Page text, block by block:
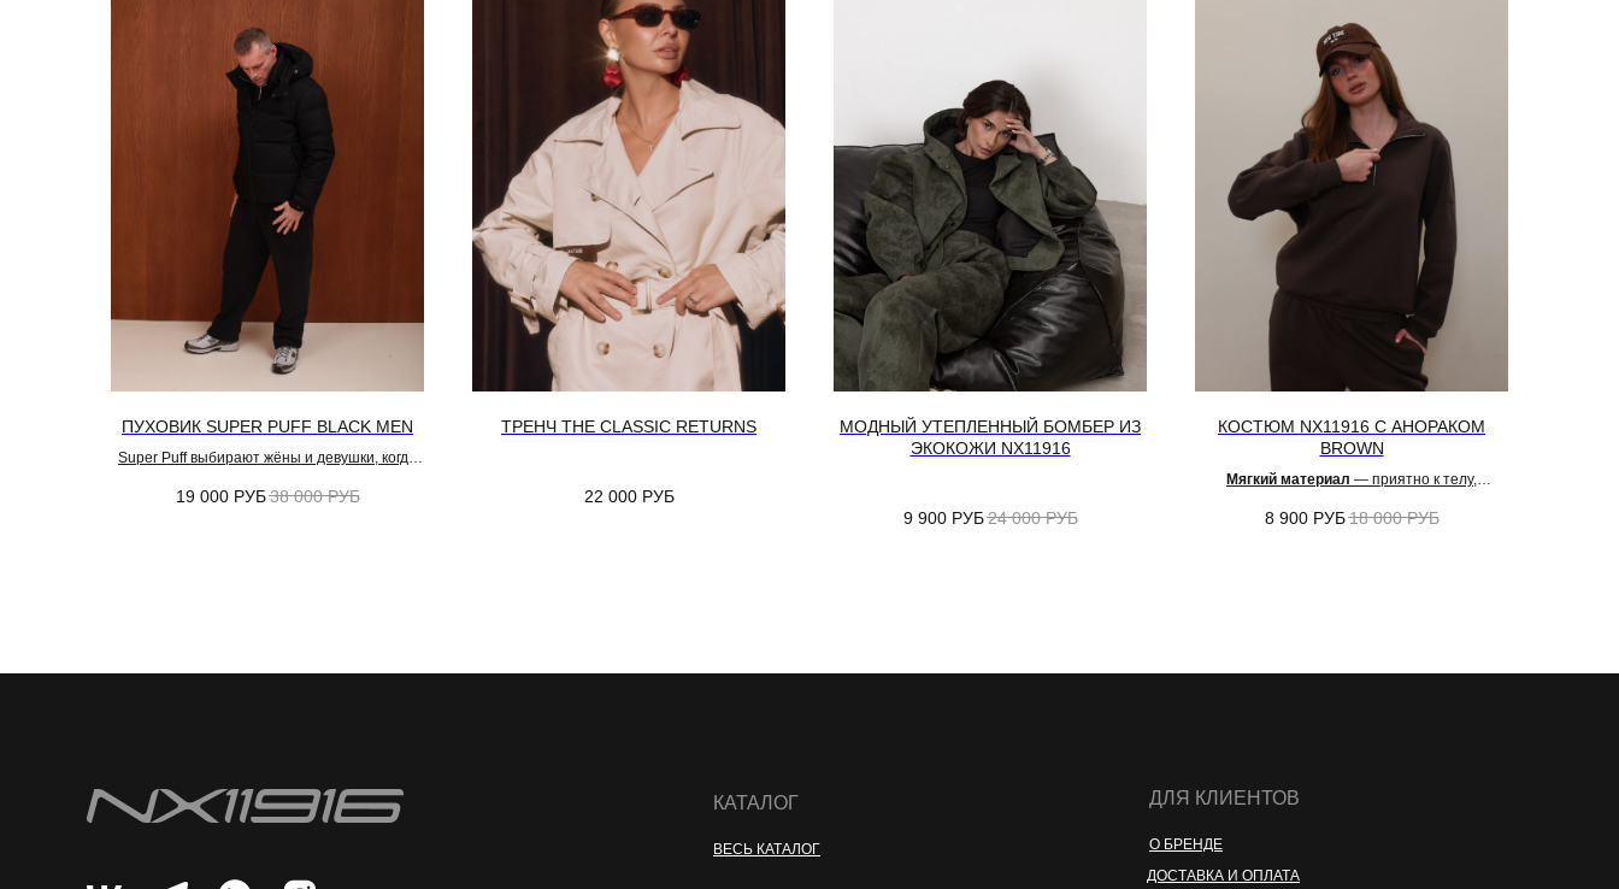
ПУХОВИК SUPER PUFF BLACK MEN
Super Puff выбирают жёны и девушки, когда
зимнюю куртку
19 000 РУБ38 000 РУБ
ТРЕНЧ THE CLASSIC RETURNS
22 000 РУБ
МОДНЫЙ УТЕПЛЕННЫЙ БОМБЕР ИЗ
ЭКОКОЖИ NX11916
9 900 РУБ24 000 РУБ
КОСТЮМ NX11916 С АНОРАКОМ
BROWN
Мягкий материал — приятно к телу,
8 900 РУБ18 000 РУБ
КАТАЛОГ
О БРЕНДЕ
ВЕСЬ КАТАЛОГ
ДЛЯ КЛИЕНТОВ
ДОСТАВКА И ОПЛАТА